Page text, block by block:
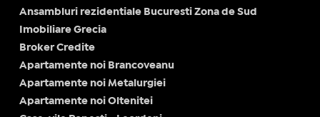
Ansambluri rezidentiale Bucuresti Zona de Sud
Imobiliare Grecia
Broker Credite
Apartamente noi Brancoveanu
Apartamente noi Metalurgiei
Apartamente noi Oltenitei